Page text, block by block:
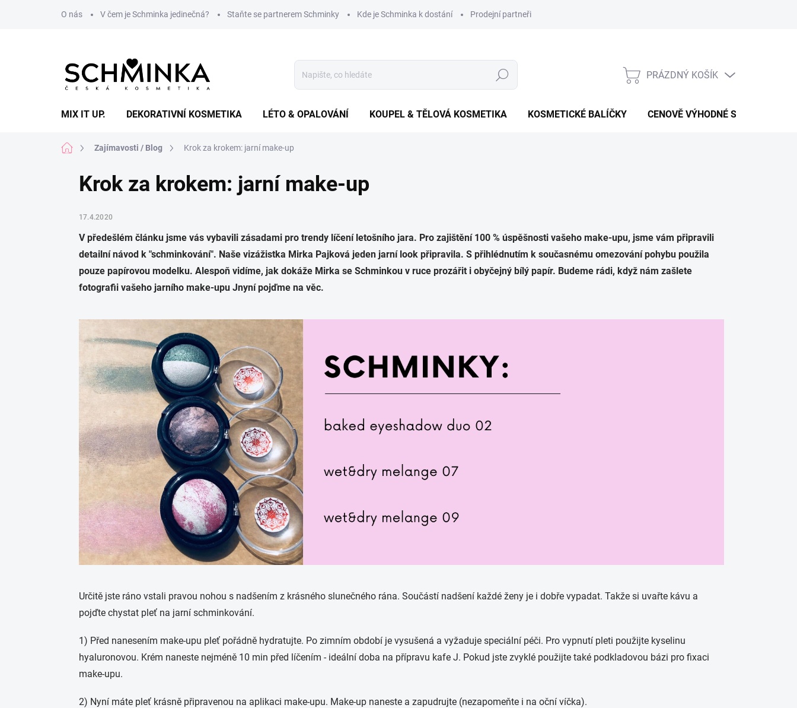
O nás V čem je Schminka jedinečná? Staňte se partnerem Schminky Kde je Schminka k dostání Prodejní partneři
Hledat
NÁKUPNÍ
PRÁZDNÝ KOŠÍK
MIX IT UP. DEKORATIVNÍ KOSMETIKA LÉTO & OPALOVÁNÍ KOUPEL & TĚLOVÁ KOSMETIKA KOSMETICKÉ BALÍČKY CENOVĚ VÝHODNÉ SADY
Domů Zajímavosti / Blog Krok za krokem: jarní make-up
Krok za krokem: jarní make-up
17.4.2020
V předešlém článku jsme vás vybavili zásadami pro trendy líčení letošního jara. Pro zajištění 100 % úspěšnosti vašeho make-upu, jsme vám připravili
detailní návod k "schminkování". Naše vizážistka Mirka Pajková jeden jarní look připravila. S přihlédnutím k současnému omezování pohybu použila
pouze papírovou modelku. Alespoň vidíme, jak dokáže Mirka se Schminkou v ruce prozářit i obyčejný bílý papír. Budeme rádi, když nám zašlete
fotografii vašeho jarního make-upu Jnyní pojďme na věc.
Určitě jste ráno vstali pravou nohou s nadšením z krásného slunečného rána. Součástí nadšení každé ženy je i dobře vypadat. Takže si uvařte kávu a
pojďte chystat pleť na jarní schminkování.
1) Před nanesením make-upu pleť pořádně hydratujte. Po zimním období je vysušená a vyžaduje speciální péči. Pro vypnutí pleti použijte kyselinu
hyaluronovou. Krém naneste nejméně 10 min před líčením - ideální doba na přípravu kafe J. Pokud jste zvyklé použijte také podkladovou bázi pro fixaci
make-upu.
2) Nyní máte pleť krásně připravenou na aplikaci make-upu. Make-up naneste a zapudrujte (nezapomeňte i na oční víčka).